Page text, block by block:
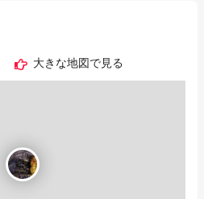
大きな地図で見る